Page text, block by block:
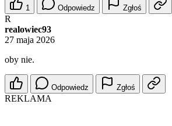
1 Odpowiedz Zgłoś
R
realowiec93
27 maja 2026
oby nie.
Odpowiedz Zgłoś
REKLAMA